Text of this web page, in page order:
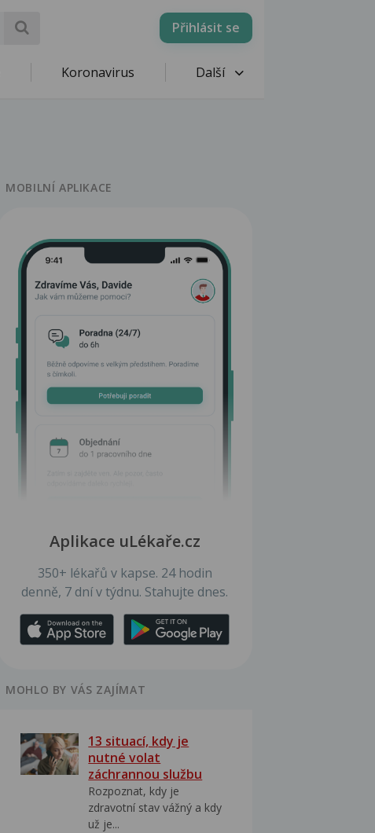
Přihlásit se
Koronavirus Další
MOBILNÍ APLIKACE
Aplikace uLékaře.cz
350+ lékařů v kapse. 24 hodin
denně, 7 dní v týdnu. Stahujte dnes.
MOHLO BY VÁS ZAJÍMAT
13 situací, kdy je
nutné volat
záchrannou službu
Rozpoznat, kdy je
zdravotní stav vážný a kdy
už je...